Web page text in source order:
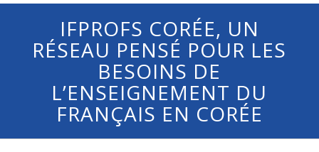
IFPROFS CORÉE, UN
RÉSEAU PENSÉ POUR LES
BESOINS DE
L’ENSEIGNEMENT DU
FRANÇAIS EN CORÉE